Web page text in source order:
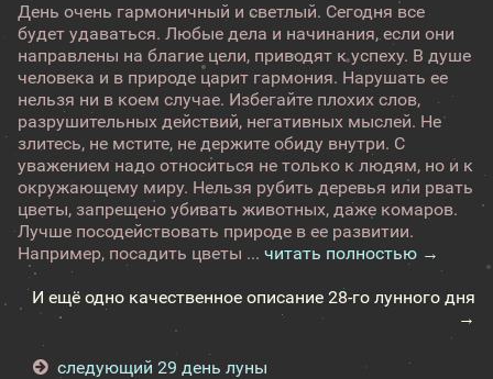
День очень гармоничный и светлый. Сегодня все
будет удаваться. Любые дела и начинания, если они
направлены на благие цели, приводят к успеху. В душе
человека и в природе царит гармония. Нарушать ее
нельзя ни в коем случае. Избегайте плохих слов,
разрушительных действий, негативных мыслей. Не
злитесь, не мстите, не держите обиду внутри. С
уважением надо относиться не только к людям, но и к
окружающему миру. Нельзя рубить деревья или рвать
цветы, запрещено убивать животных, даже комаров.
Лучше посодействовать природе в ее развитии.
Например, посадить цветы ... читать полностью →
И ещё одно качественное описание 28-го лунного дня
→
следующий 29 день луны